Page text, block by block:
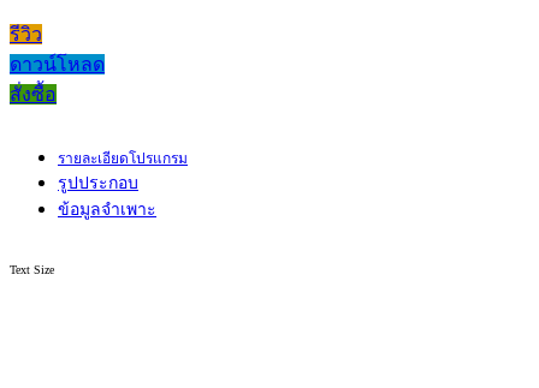
รีวิว
ดาวน์โหลด
สั่งซื้อ
รายละเอียดโปรแกรม
รูปประกอบ
ข้อมูลจำเพาะ
Text Size